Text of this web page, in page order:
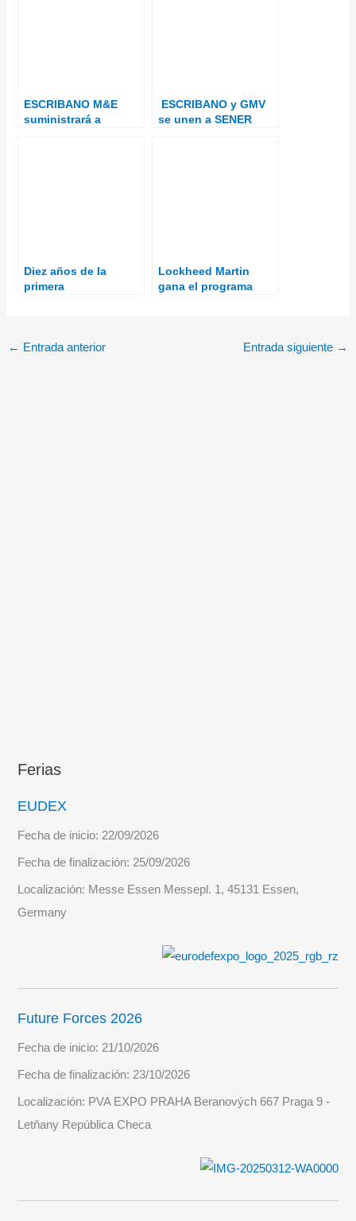
ESCRIBANO M&E
suministrará a
ESCRIBANO y GMV
se unen a SENER
Diez años de la
primera
Lockheed Martin
gana el programa
← Entrada anterior Entrada siguiente →
Ferias
EUDEX
Fecha de inicio:22/09/2026
Fecha de finalización:25/09/2026
Localización: Messe Essen Messepl. 1, 45131 Essen,
Germany
Future Forces 2026
Fecha de inicio: 21/10/2026
Fecha de finalización: 23/10/2026
Localización: PVA EXPO PRAHA Beranových 667 Praga 9 -
Letňany República Checa